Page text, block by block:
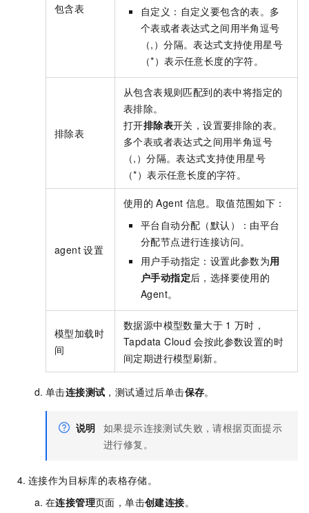
包含表
自定义：自定义要包含的表。多
个表或者表达式之间用半角逗号
（,）分隔。表达式支持使用星号
（*）表示任意长度的字符。
排除表
从包含表规则匹配到的表中将指定的
表排除。
打开排除表开关，设置要排除的表。
多个表或者表达式之间用半角逗号
（,）分隔。表达式支持使用星号
（*）表示任意长度的字符。
agent 设置
使用的 Agent 信息。取值范围如下：
平台自动分配（默认）：由平台
分配节点进行连接访问。
用户手动指定：设置此参数为用
户手动指定后，选择要使用的
Agent。
模型加载时
间
数据源中模型数量大于 1 万时，
Tapdata Cloud 会按此参数设置的时
间定期进行模型刷新。
单击连接测试 ，测试通过后单击保存。
说明 如果提示连接测试失败，请根据页面提示
进行修复。
连接作为目标库的表格存储。
在连接管理页面，单击创建连接。